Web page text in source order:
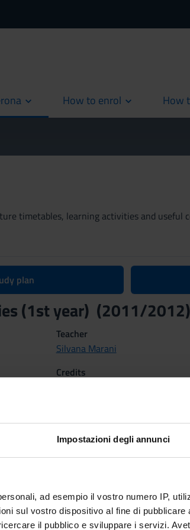
Impostazioni degli annunci
ad esempio il vostro numero IP,
sul vostro dispositivo al fine di pubblicare
il pubblico e sviluppare i servizi.
How to enrol How
timetables, learning activities and
plan
(1st year) (2011/2012)
Teacher
Silvana Marani
Credits
VERONA